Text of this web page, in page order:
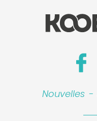
Nouvelles -